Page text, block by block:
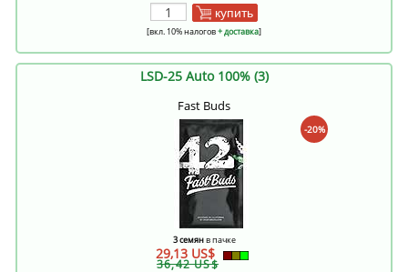
купить
[вкл. 10% налогов+ доставка]
LSD-25 Auto 100% (3)
Fast Buds
-20%
3 семянв пачке
29,13 US$
36,42 US$